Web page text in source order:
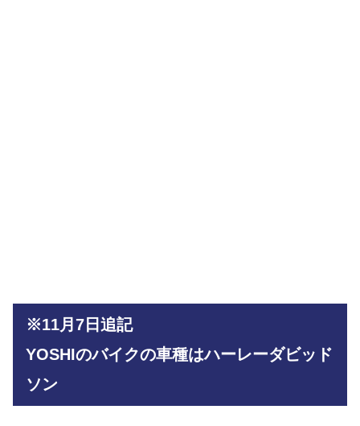
※11月7日追記
YOSHIのバイクの車種はハーレーダビッド
ソン